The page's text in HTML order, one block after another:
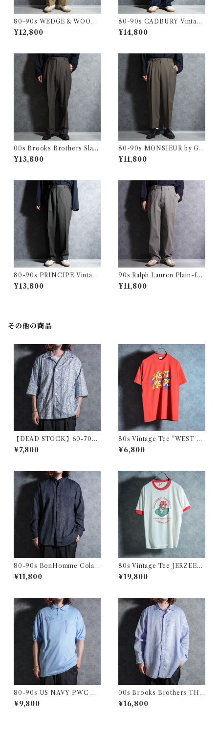
80-90s WEDGE & WOOD
Vintage Slacks Wool Trous
ers Made in USA ウェッジ&
製 103
¥12,800
80-90s CADBURY Vintage
Slacks Wool Trousers Mad
e in USA キャドバリー ヴィ
¥14,800
00s Brooks Brothers Slack
s Wool Trousers Houndsto
oth ブルックス・ブラザーズ
¥13,800
80-90s MONSIEUR by GI
VENCHY Vintage Slacks W
ool Trousers Made in USA
アメリカ製
¥11,800
80-90s PRINCIPE Vintage
Slacks Wool Trousers Mad
e in Italy プリンシペ ヴィン
¥13,800
90s Ralph Lauren Plain-fro
nt Chino Trousers PHILIP
PANT Gray ラルフローレン
¥11,800
その他の商品
【DEAD STOCK】60-70s
Polish Army Stripe Open-c
ollar Shirts Blue ポーランド
¥7,800
80s Vintage Tee ”WEST M
EADE" ヴィンテージ Tシャツ
101
¥6,800
80-90s BonHomme Colar
Yarn Shirts ボンオム カラー
ヤーン カラミ シャツ アメリカ
¥11,800
80s Vintage Tee JERZEES
"CHILKOOT CHARLIE'S"
ヴィンテージ Tシャツ チルク
¥19,800
80-90s US NAVY PWC PU
BLIC WORKS CENTER an
vil Polo Shirts アメリカ 海軍
¥9,800
00s Brooks Brothers THO
MAS MASON Linen Shirts
ブルックスブラザーズ トーマ
¥16,800